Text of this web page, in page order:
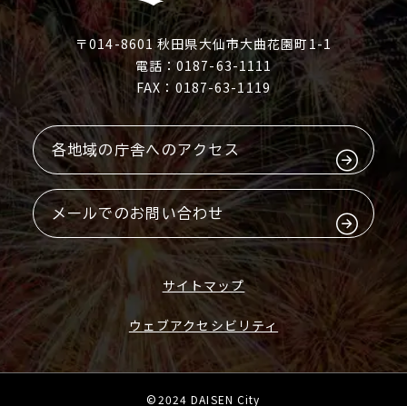
〒014-8601 秋田県大仙市大曲花園町1-1
電話：0187-63-1111
FAX：0187-63-1119
各地域の庁舎へのアクセス
メールでのお問い合わせ
サイトマップ
ウェブアクセシビリティ
©2024 DAISEN City